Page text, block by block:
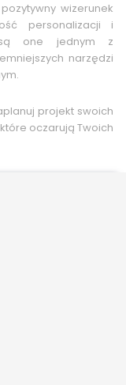
wizerunek
personalizacji i
one jednym z
narzędzi
projekt swoich
oczarują Twoich